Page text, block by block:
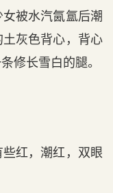
被水汽氤氲后潮
灰色背心，背心
修长雪白的腿。
红，潮红，双眼